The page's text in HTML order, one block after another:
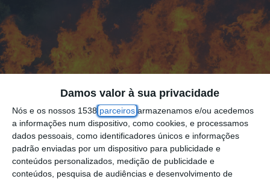
Damos valor à sua privacidade
Nós e os nossos 1538 parceiros armazenamos e/ou acedemos
a informações num dispositivo, como cookies, e processamos
dados pessoais, como identificadores únicos e informações
padrão enviadas por um dispositivo para publicidade e
conteúdos personalizados, medição de publicidade e
conteúdos, pesquisa de audiências e desenvolvimento de